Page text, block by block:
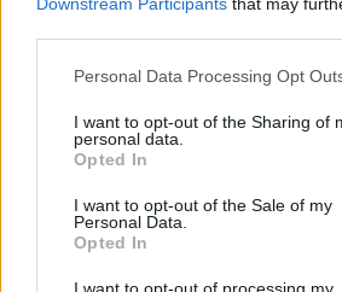
Please note that this website/app uses
not limited to your visit or usage
grant or deny consent to Google and
use your data for below specified
consent section.
Personal Data Processing Opt
I want to opt-out of the Sharing of
personal data.
Opted In
I want to opt-out of the Sale of my
Personal Data.
Opted In
I want to opt-out of processing my